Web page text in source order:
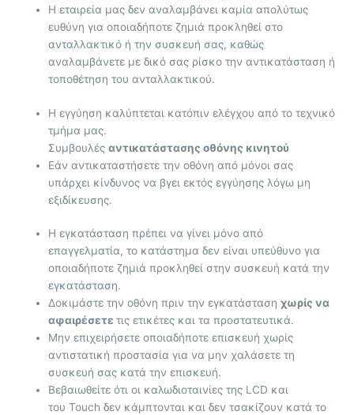
Η εταιρεία μας δεν αναλαμβάνει καμία απολύτως
ευθύνη για οποιαδήποτε ζημιά προκληθεί στο
ανταλλακτικό ή την συσκευή σας, καθώς
αναλαμβάνετε με δικό σας ρίσκο την αντικατάσταση ή
τοποθέτηση του ανταλλακτικού.
Η εγγύηση καλύπτεται κατόπιν ελέγχου από το τεχνικό
τμήμα μας.
Συμβουλέςαντικατάστασης οθόνης κινητού
Εάν αντικαταστήσετε την οθόνη από μόνοι σας
υπάρχει κίνδυνος να βγει εκτός εγγύησης λόγω μη
εξιδίκευσης.
Η εγκατάσταση πρέπει να γίνει μόνο από
επαγγελματία, το κατάστημα δεν είναι υπεύθυνο για
οποιαδήποτε ζημιά προκληθεί στην συσκευή κατά την
εγκατάσταση.
Δοκιμάστε την οθόνη πριν την εγκατάστασηχωρίς να
αφαιρέσετετις ετικέτες και τα προστατευτικά.
Μην επιχειρήσετε οποιαδήποτε επισκευή χωρίς
αντιστατική προστασία για να μην χαλάσετε τη
συσκευή σας κατά την επισκευή.
Βεβαιωθείτε ότι οι καλωδιοταινίες της LCD και
του Touch δεν κάμπτονται και δεν τσακίζουν κατά το